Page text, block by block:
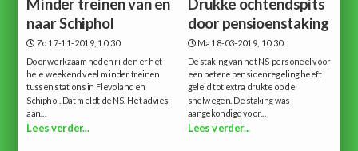
naar Schiphol
Zo 17-11-2019, 10:30
Door werkzaamheden rijden er het
hele weekend veel minder treinen
tussen stations in Flevoland en
Schiphol. Dat meldt de NS. Het advies
aan...
Lees verder...
door pensioenstaking
Ma 18-03-2019, 10:30
De staking van het NS-personeel voor
een betere pensioenregeling heeft
geleid tot extra drukte op de
snelwegen. De staking was
aangekondigd voor...
Lees verder...